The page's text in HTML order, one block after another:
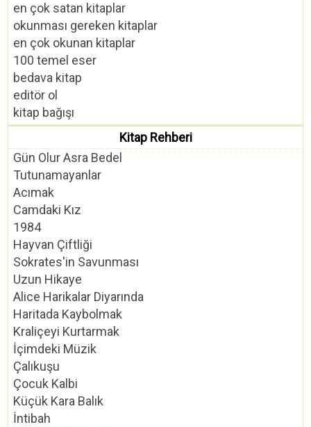
en çok satan kitaplar
okunması gereken kitaplar
en çok okunan kitaplar
100 temel eser
bedava kitap
editör ol
kitap bağışı
Kitap Rehberi
Gün Olur Asra Bedel
Tutunamayanlar
Acımak
Camdaki Kız
1984
Hayvan Çiftliği
Sokrates'in Savunması
Uzun Hikaye
Alice Harikalar Diyarında
Haritada Kaybolmak
Kraliçeyi Kurtarmak
İçimdeki Müzik
Çalıkuşu
Çocuk Kalbi
Küçük Kara Balık
İntibah